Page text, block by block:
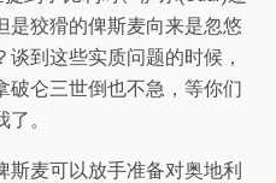
是狡猾的俾斯麦向来是忽悠
到这些实质问题的时候，
破仑三世倒也不急，等你们
。
斯麦可以放手准备对奥地利